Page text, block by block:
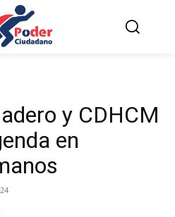
y CDHCM
en